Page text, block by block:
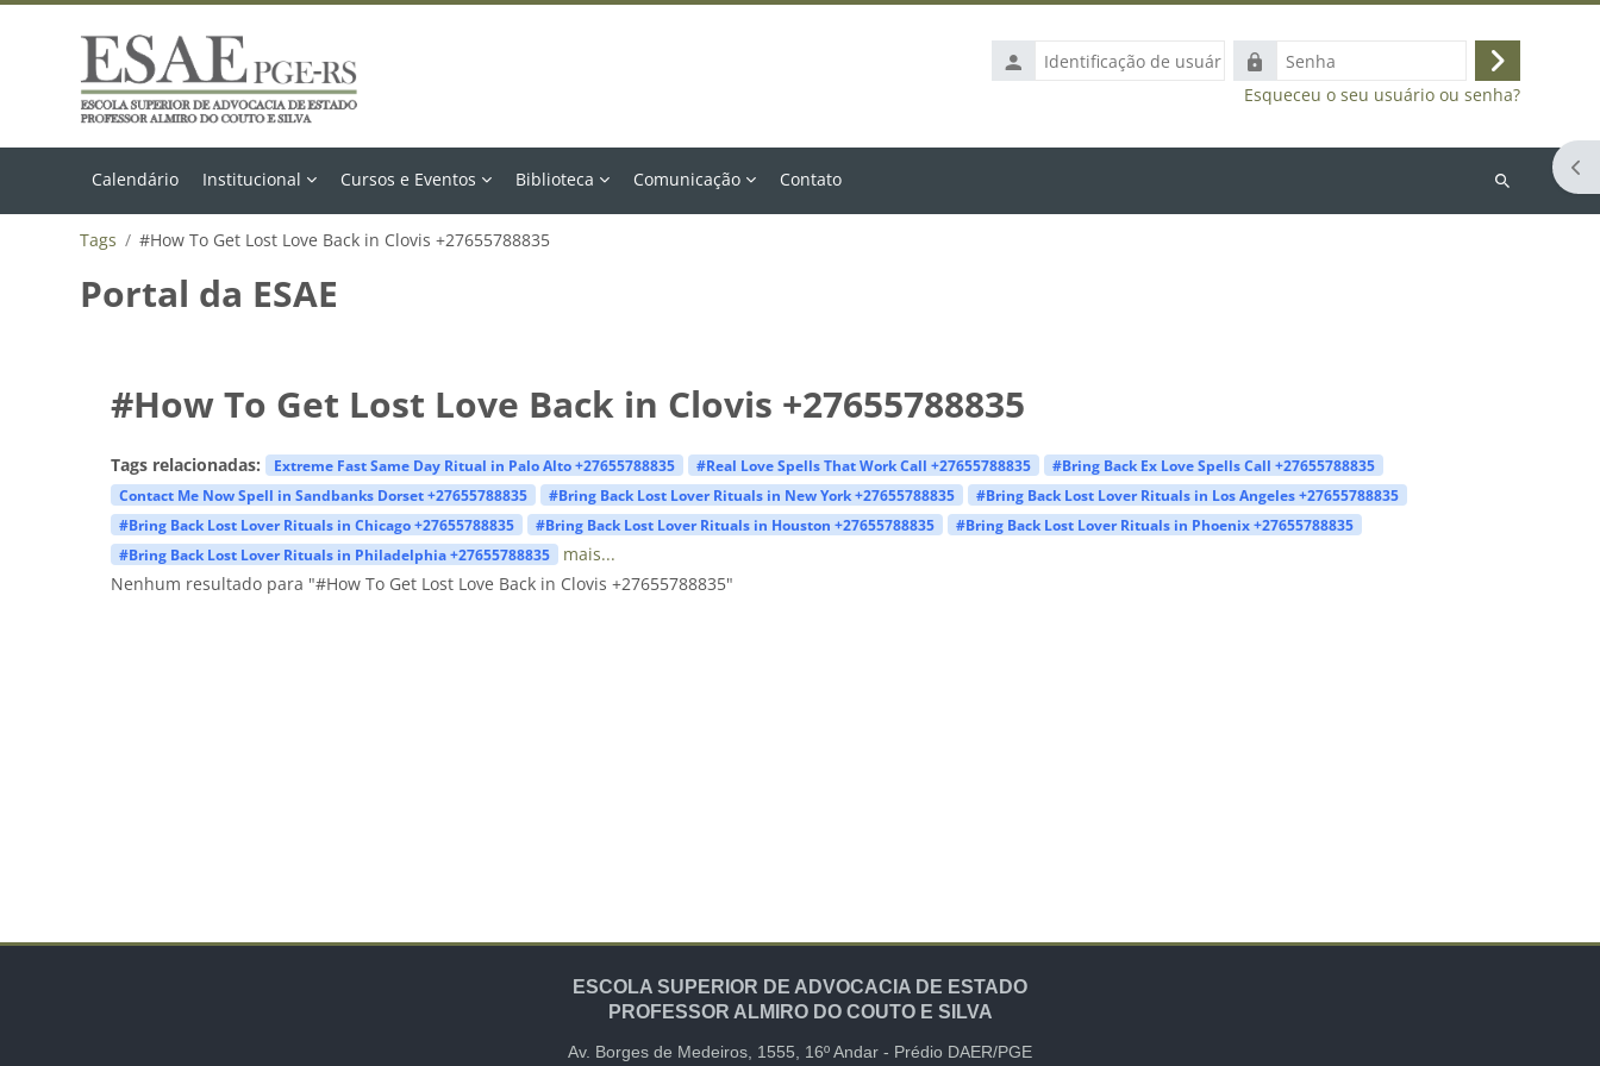
Identificação
de
Senha
Acessar
Esqueceu o seu usuário ou senha?
Calendário Institucional Cursos e Eventos Biblioteca Comunicação Contato
Buscar
Tags #How To Get Lost Love Back in Clovis +27655788835
Portal da ESAE
#How To Get Lost Love Back in Clovis +27655788835
Tags relacionadas: Extreme Fast Same Day Ritual in Palo Alto +27655788835 #Real Love Spells That Work Call +27655788835
#Bring Back Ex Love Spells Call +27655788835
Contact Me Now Spell in Sandbanks Dorset +27655788835
#Bring Back Lost Lover Rituals in New York +27655788835
#Bring Back Lost Lover Rituals in Los Angeles +27655788835
#Bring Back Lost Lover Rituals in Chicago +27655788835
#Bring Back Lost Lover Rituals in Houston +27655788835
#Bring Back Lost Lover Rituals in Phoenix +27655788835
#Bring Back Lost Lover Rituals in Philadelphia +27655788835
mais...
Nenhum resultado para "#How To Get Lost Love Back in Clovis +27655788835"
ESCOLA SUPERIOR DE ADVOCACIA DE ESTADO
PROFESSOR ALMIRO DO COUTO E SILVA
Av. Borges de Medeiros, 1555, 16º Andar - Prédio DAER/PGE